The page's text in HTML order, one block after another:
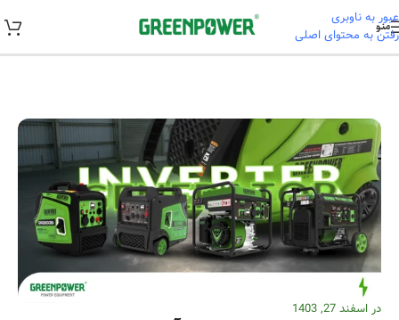
عبور به ناوبری
رفتن به محتوای اصلی
منو
خانه/ اخبار
در اسفند 27, 1403